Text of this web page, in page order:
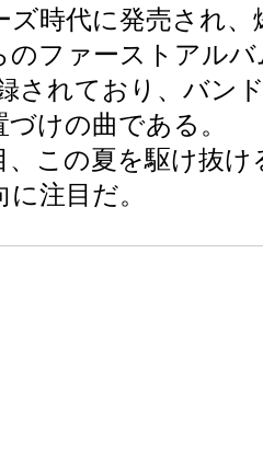
ズ時代に発売され、
のファーストアル
されており、バン
けの曲である。
、この夏を駆け抜け
注目だ。